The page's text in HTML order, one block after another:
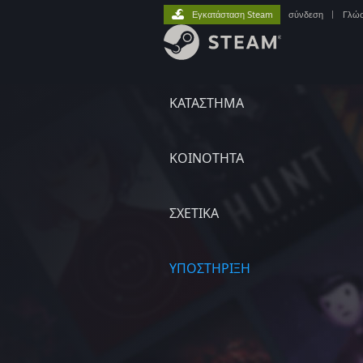
ΚΑΤΑΣΤΗΜΑ
ΚΟΙΝΟΤΗΤΑ
ΣΧΕΤΙΚΆ
ΥΠΟΣΤΗΡΙΞΗ
Εγκατάσταση Steam σύνδεση